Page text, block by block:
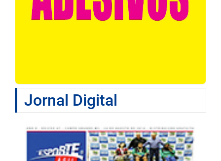
Jornal Digital